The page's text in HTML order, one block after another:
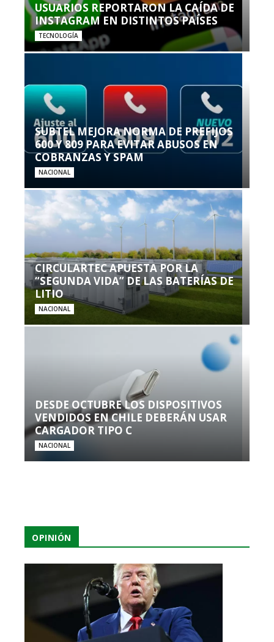
USUARIOS REPORTARON LA CAÍDA DE
INSTAGRAM EN DISTINTOS PAÍSES
TECNOLOGÍA
SUBTEL MEJORA NORMA DE PREFIJOS
600 Y 809 PARA EVITAR ABUSOS EN
COBRANZAS Y SPAM
NACIONAL
CIRCULARTEC APUESTA POR LA
“SEGUNDA VIDA” DE LAS BATERÍAS DE
LITIO
NACIONAL
DESDE OCTUBRE LOS DISPOSITIVOS
VENDIDOS EN CHILE DEBERÁN USAR
CARGADOR TIPO C
NACIONAL
OPINIÓN